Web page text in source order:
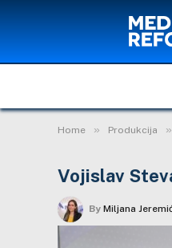
Home » Produkcija »
Vojislav
By Miljana